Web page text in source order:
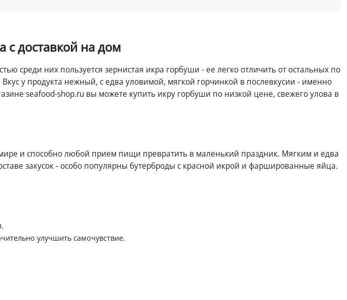
с доставкой на дом
среди них пользуется зернистая икра горбуши - ее легко отличить от остальных по
у продукта нежный, с едва уловимой, мягкой горчинкой в послевкусии - именно
seafood-shop.ru вы можете купить икру горбуши по низкой цене, свежего улова в
и способно любой прием пищи превратить в маленький праздник. Мягким и едва
закусок - особо популярны бутерброды с красной икрой и фаршированные яйца.
улучшить самочувствие.